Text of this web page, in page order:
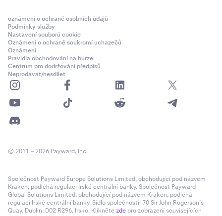
oznámení o ochraně osobních údajů
Podmínky služby
Nastavení souborů cookie
Oznámení o ochraně soukromí uchazečů
Oznámení
Pravidla obchodování na burze
Centrum pro dodržování předpisů
Neprodávat/nesdílet
© 2011 – 2026 Payward, Inc.
Společnost Payward Europe Solutions Limited, obchodující pod názvem
Kraken, podléhá regulaci Irské centrální banky. Společnost Payward
Global Solutions Limited, obchodující pod názvem Kraken, podléhá
regulaci Irské centrální banky. Sídlo společnosti: 70 Sir John Rogerson’s
Quay, Dublin, D02 R296, Irsko. Kliknětezde pro zobrazení souvisejících